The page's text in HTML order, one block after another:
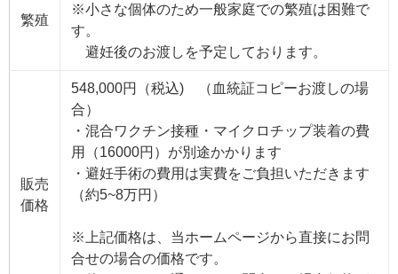
繁殖
※小さな個体のため一般家庭での繁殖は困難で
す。
避妊後のお渡しを予定しております。
販売
価格
548,000円（税込) （血統証コピーお渡しの場
合）
・混合ワクチン接種・マイクロチップ装着の費
用（16000円）が別途かかります
・避妊手術の費用は実費をご負担いただきます
（約5~8万円）
※上記価格は、当ホームページから直接にお問
合せの場合の価格です。